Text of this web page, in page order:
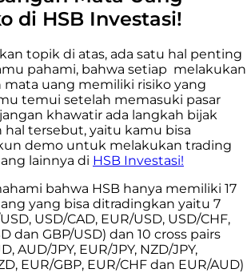
di HSB Investasi!
topik di atas, ada satu hal penting
pahami, bahwa setiap melakukan
mata uang memiliki risiko yang
temui setelah memasuki pasar
khawatir ada langkah bijak
tersebut, yaitu kamu bisa
demo untuk melakukan trading
lainnya di HSB Investasi!
bahwa HSB hanya memiliki 17
yang bisa ditradingkan yaitu 7
USD/CAD, EUR/USD, USD/CHF,
dan GBP/USD) dan 10 cross pairs
AUD/JPY, EUR/JPY, NZD/JPY,
EUR/GBP, EUR/CHF dan EUR/AUD)